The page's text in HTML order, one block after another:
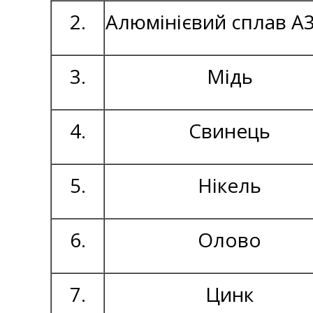
2. Алюмінієвий сплав
3. Мідь
4. Свинець
5. Нікель
6. Олово
7. Цинк